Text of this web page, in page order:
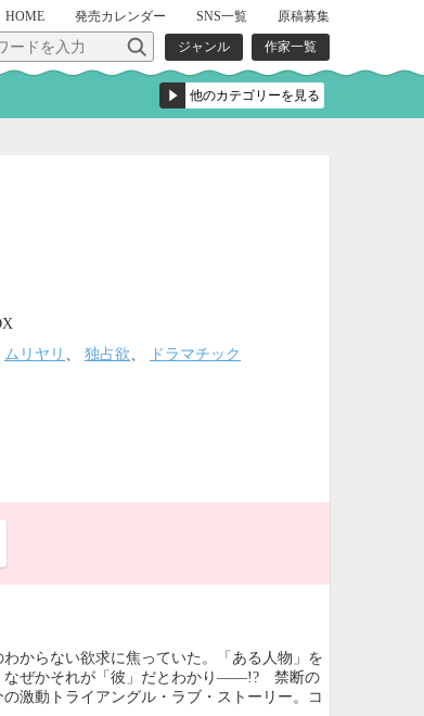
HOME 発売カレンダー SNS一覧
原稿募集
ジャンル
作家一覧
ムリヤリ 、 独占欲、 ドラマチック
からない欲求に焦っていた。「ある人物」を
なぜかそれが「彼」だとわかり――!? 禁断の
激動トライアングル・ラブ・ストーリー。コ